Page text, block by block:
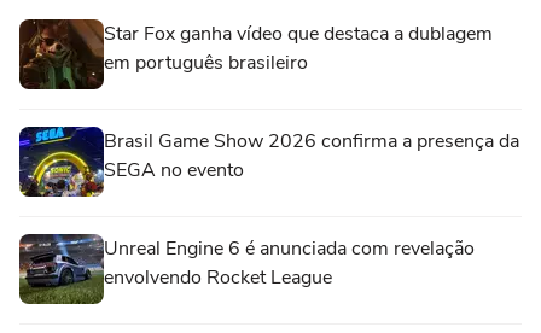
Star Fox ganha vídeo que destaca a dublagem
em português brasileiro
Brasil Game Show 2026 confirma a presença da
SEGA no evento
Unreal Engine 6 é anunciada com revelação
envolvendo Rocket League